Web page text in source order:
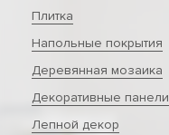
Плитка
Напольные покрытия
Деревянная мозаика
Декоративные панели
Лепной декор